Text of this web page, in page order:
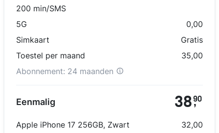
200 min/SMS
5G
0,00
Simkaart
Gratis
Toestel per maand
35,00
Abonnement: 24 maanden
Eenmalig 38,
90
Apple iPhone 17 256GB, Zwart 32,00